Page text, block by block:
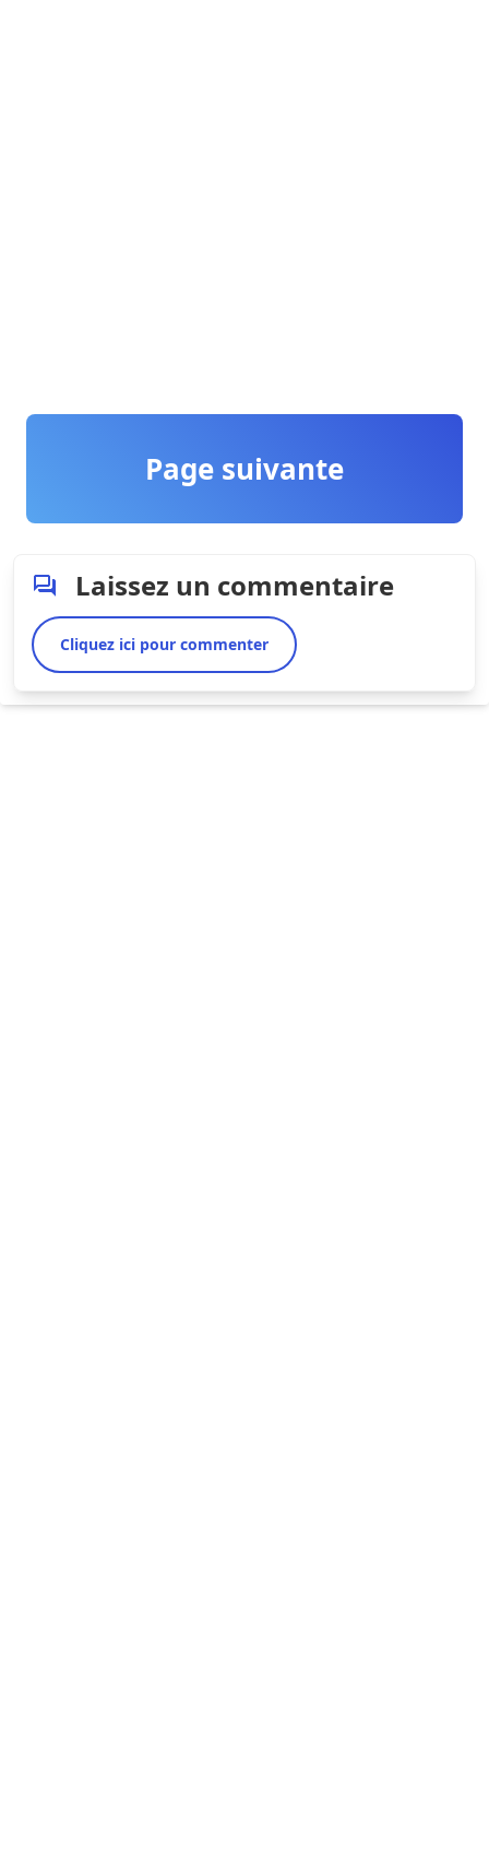
Page suivante
Laissez un commentaire
Cliquez ici pour commenter